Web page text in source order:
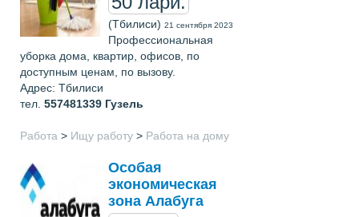
(Тбилиси) 21 сентября 2023
Профессиональная
уборка дома, квартир, офисов, по
доступным ценам, по вызову.
Адрес: Тбилиси
тел. 557481339 Гузель
Работа > Ищу работу > Работа на дому
Особая
экономическая
зона Алабуга